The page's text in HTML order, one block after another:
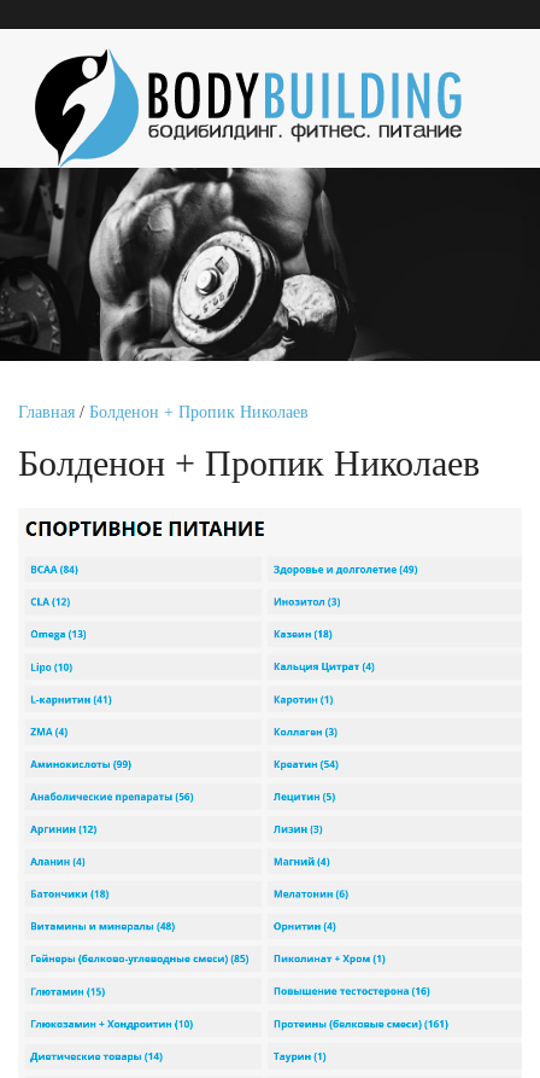
Главная / Болденон + Пропик Николаев
Болденон + Пропик Николаев